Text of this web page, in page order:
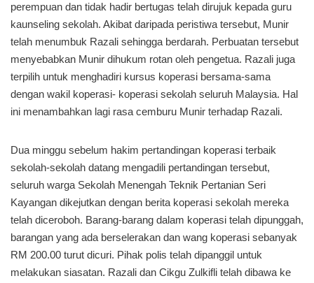
perempuan dan tidak hadir bertugas telah dirujuk kepada guru
kaunseling sekolah. Akibat daripada peristiwa tersebut, Munir
telah menumbuk Razali sehingga berdarah. Perbuatan tersebut
menyebabkan Munir dihukum rotan oleh pengetua. Razali juga
terpilih untuk menghadiri kursus koperasi bersama-sama
dengan wakil koperasi- koperasi sekolah seluruh Malaysia. Hal
ini menambahkan lagi rasa cemburu Munir terhadap Razali.
Dua minggu sebelum hakim pertandingan koperasi terbaik
sekolah-sekolah datang mengadili pertandingan tersebut,
seluruh warga Sekolah Menengah Teknik Pertanian Seri
Kayangan dikejutkan dengan berita koperasi sekolah mereka
telah diceroboh. Barang-barang dalam koperasi telah dipunggah,
barangan yang ada berselerakan dan wang koperasi sebanyak
RM 200.00 turut dicuri. Pihak polis telah dipanggil untuk
melakukan siasatan. Razali dan Cikgu Zulkifli telah dibawa ke